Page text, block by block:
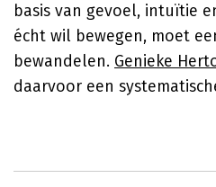
basis van gevoel, intuïtie
écht wil bewegen, moet
bewandelen. Genieke
daarvoor een